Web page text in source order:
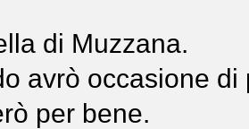
di Muzzana.
avrò occasione
per bene.